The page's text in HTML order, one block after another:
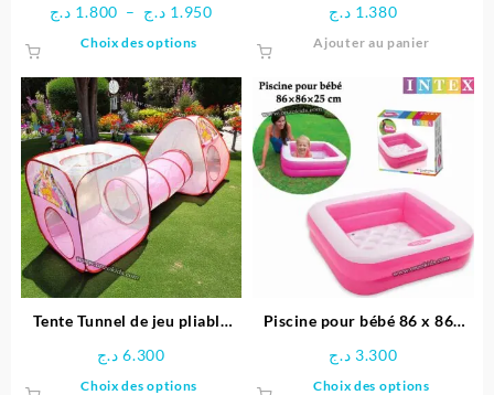
1.800 د.ج – 1.950 د.ج
Plage
1.800 د.ج
à
1.950 د.ج
Choix des options
plusieurs
variations.
Les
options
peuvent
être
choisies
sur
la
page
1.380 د.ج
Ajouter au panier
Tente Tunnel de jeu pliable
6.300 د.ج
Choix des options
Piscine pour bébé 86 x 86x
3.300 د.ج
Choix des options